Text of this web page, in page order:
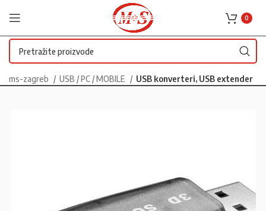
0
ms-zagreb USB / PC / MOBILE USB konverteri, USB extender